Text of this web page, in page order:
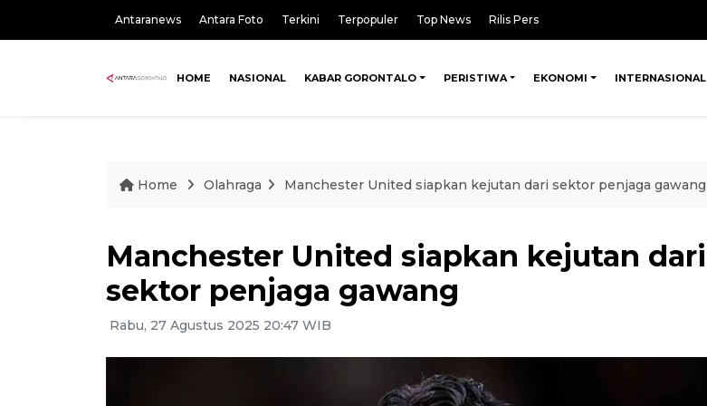
Antaranews Antara Foto Terkini Terpopuler Top News Rilis Pers
HOME NASIONAL KABAR GORONTALO PERISTIWA EKONOMI INTERNASIONAL
Home Olahraga Manchester United siapkan kejutan dari sektor penjaga gawang
Manchester United siapkan kejutan dari
sektor penjaga gawang
Rabu, 27 Agustus 2025 20:47 WIB